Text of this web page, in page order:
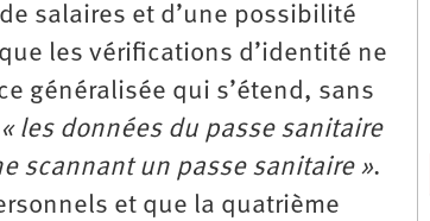
salaires et d’une possibilité
les vérifications d’identité ne
généralisée qui s’étend, sans
« les données du passe sanitaire
scannant un passe sanitaire ».
et que la quatrième